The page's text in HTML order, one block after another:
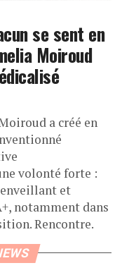
se sent en
Moiroud
a créé en
volonté forte :
et
notamment dans
Rencontre.